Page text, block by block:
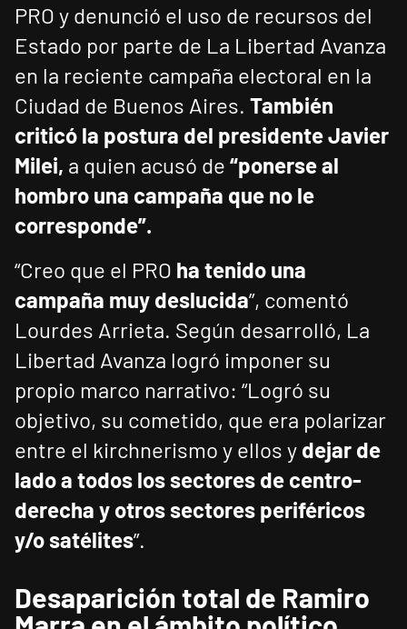
PRO y denunció el uso de recursos del
Estado por parte de La Libertad Avanza
en la reciente campaña electoral en la
Ciudad de Buenos Aires. También
criticó la postura del presidente Javier
Milei, a quien acusó de “ponerse al
hombro una campaña que no le
corresponde”.
“Creo que el PRO ha tenido una
campaña muy deslucida”, comentó
Lourdes Arrieta. Según desarrolló, La
Libertad Avanza logró imponer su
propio marco narrativo: “Logró su
objetivo, su cometido, que era polarizar
entre el kirchnerismo y ellos y dejar de
lado a todos los sectores de centro-
derecha y otros sectores periféricos
y/o satélites”.
Desaparición total de Ramiro